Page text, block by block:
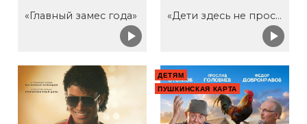
«Главный замес года» «Дети здесь не просто так»
ДЕТЯМ
ПУШКИНСКАЯ КАРТА